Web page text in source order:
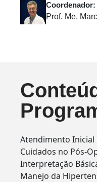
Coordenador:
Prof. Me.
Atendimento
Cuidados no Pós-
Interpretação
Manejo da